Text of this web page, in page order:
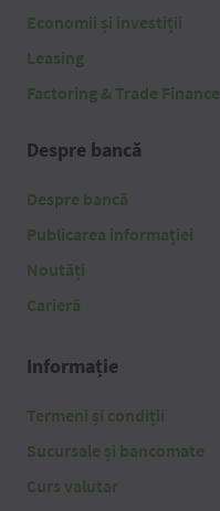
Economii și investiții
Leasing
Factoring & Trade Finance
Despre bancă
Despre bancă
Publicarea informației
Noutăți
Carieră
Informație
Termeni și condiții
Sucursale și bancomate
Curs valutar